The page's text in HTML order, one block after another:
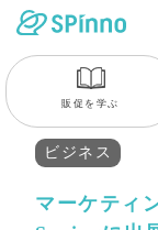
販促を学ぶ
ビジネス
マーケティ